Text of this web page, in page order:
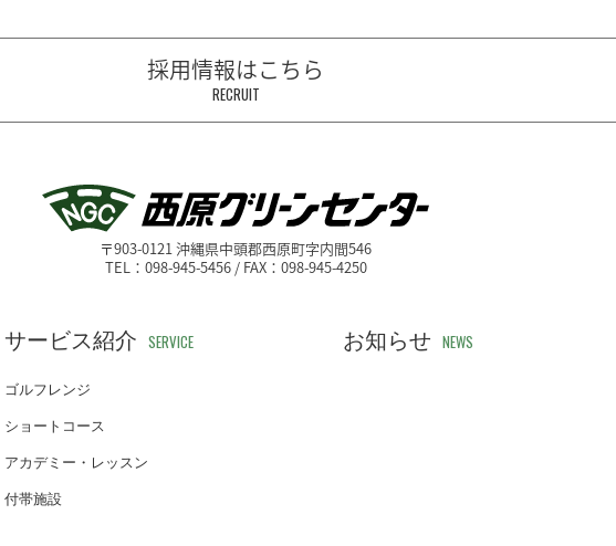
採用情報はこちら
RECRUIT
〒903-0121 沖縄県中頭郡西原町字内間546
TEL：098-945-5456 / FAX：098-945-4250
サービス紹介 SERVICE
ゴルフレンジ
ショートコース
アカデミー・レッスン
付帯施設
お知らせ NEWS